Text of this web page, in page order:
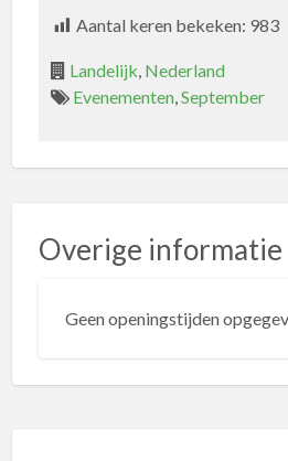
Aantal keren bekeken: 983
Landelijk, Nederland
Evenementen,September
Overige informatie
Geen openingstijden